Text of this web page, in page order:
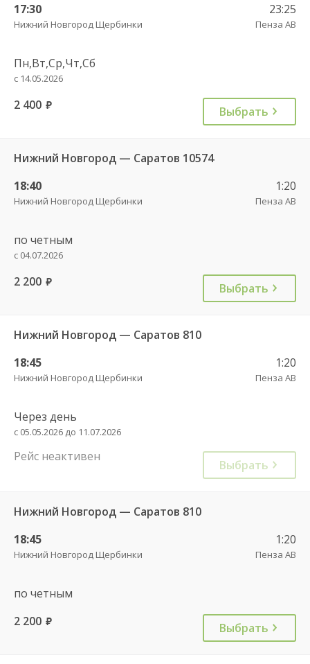
17:30
Нижний Новгород Щербинки
23:25
Пенза АВ
Пн,Вт,Ср,Чт,Сб
с 14.05.2026
2 400 руб. Выбрать
Нижний Новгород — Саратов 10574
18:40
Нижний Новгород Щербинки
1:20
Пенза АВ
по четным
с 04.07.2026
2 200 руб. Выбрать
Нижний Новгород — Саратов 810
18:45
Нижний Новгород Щербинки
1:20
Пенза АВ
Через день
с 05.05.2026 до 11.07.2026
Рейс неактивен
Выбрать
Нижний Новгород — Саратов 810
18:45
Нижний Новгород Щербинки
1:20
Пенза АВ
по четным
2 200 руб. Выбрать